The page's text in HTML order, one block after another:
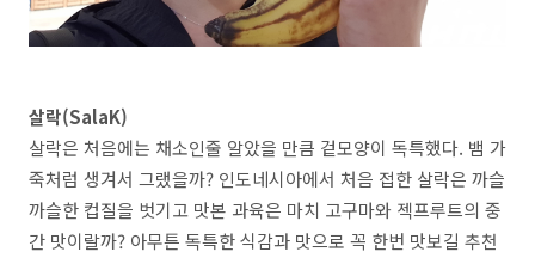
살락(SalaK)
살락은 처음에는 채소인줄 알았을 만큼 겉모양이 독특했다. 뱀 가
죽처럼 생겨서 그랬을까? 인도네시아에서 처음 접한 살락은 까슬
까슬한 컵질을 벗기고 맛본 과육은 마치 고구마와 젝프루트의 중
간 맛이랄까? 아무튼 독특한 식감과 맛으로 꼭 한번 맛보길 추천